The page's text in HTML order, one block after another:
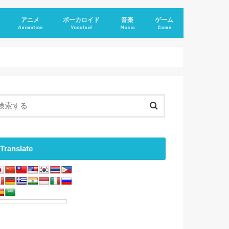
アニメ
Animation
ボーカロイド
Vocaloid
音楽
Music
ゲーム
Game
Translate